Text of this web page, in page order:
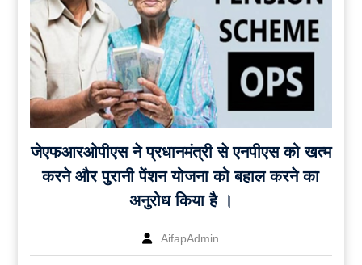
जेएफआरओपीएस ने प्रधानमंत्री से एनपीएस को खत्म
करने और पुरानी पेंशन योजना को बहाल करने का
अनुरोध किया है ।
AifapAdmin